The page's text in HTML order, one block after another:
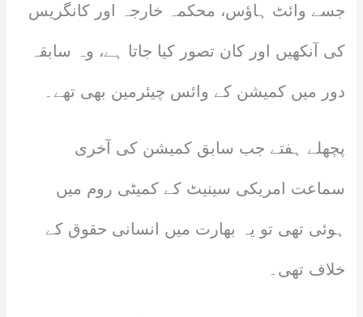
جسے وائٹ ہاؤس، محکمہ خارجہ اور کانگریس
کی آنکھیں اور کان تصور کیا جاتا ہے، وہ سابقہ
دور میں کمیشن کے وائس چیئرمین بھی تھے۔
پچھلے ہفتے جب سابق کمیشن کی آخری
سماعت امریکی سینیٹ کے کمیٹی روم میں
ہوئی تھی تو یہ بھارت میں انسانی حقوق کے
خلاف تھی۔